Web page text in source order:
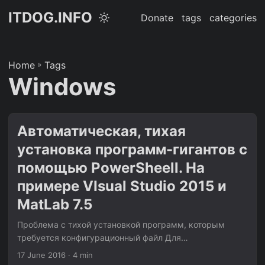
ITDOG.INFO Donate tags categories
Home » Tags
Windows
Автоматическая, тихая
установка программ-гигантов с
помощью PowerSheell. На
примере VIsual Studio 2015 и
MatLab 7.5
Проблема с тихой установкой программ, которым
требуется конфигурационный файл Для
автоматической установки программ в домене MS
17 June 2016 · 4 min